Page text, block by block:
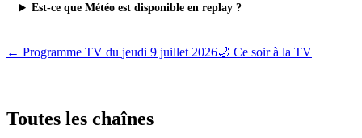
Est-ce que Météo est disponible en replay ?
← Programme TV du jeudi 9 juillet 2026🌙 Ce soir à la TV
Toutes les chaînes